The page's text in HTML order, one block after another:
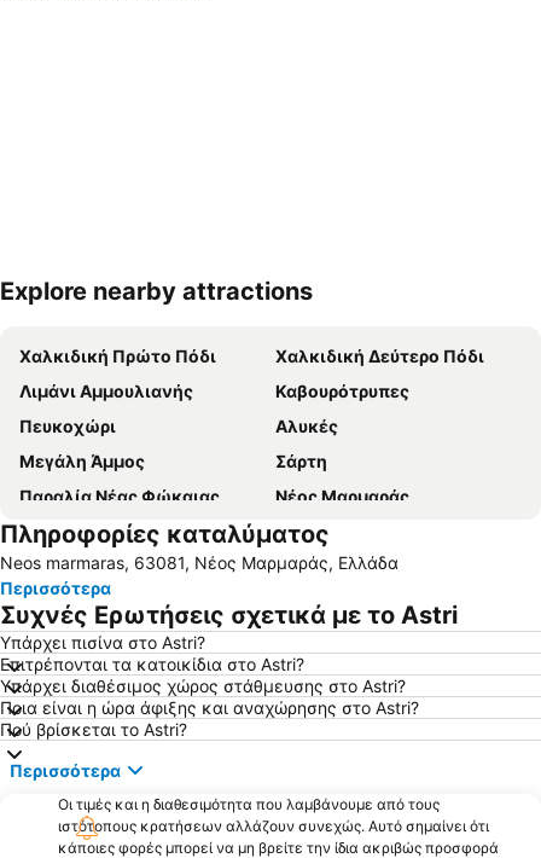
Ανάπτυξη χάρτη
Explore nearby attractions
Χαλκιδική Πρώτο Πόδι
Χαλκιδική Δεύτερο Πόδι
Λιμάνι Αμμουλιανής
Καβουρότρυπες
Πευκοχώρι
Αλυκές
Μεγάλη Άμμος
Σάρτη
Παραλία Νέας Φώκαιας
Νέος Μαρμαράς
Κομίτσα
Νέα Ποτίδαια
Νέα Ρόδα
Παραλία της Ουρανόπολης
Νικήτη
Λιμάνι Ιερισσού
Τριστινίκα
Αγιος Γεώργιος
Πόρτο Καρράς 1
Πολύχρονο
Καρύδι
Παραλία Καλογριάς
Καλλιθέα
Loutra
'Ορμος Παναγιάς
Ψακούδια
Σίβηρη
Λιμάνι Πυργαδίκια
Χανιώτης
Πληροφορίες καταλύματος
Neos marmaras, 63081, Νέος Μαρμαράς, Ελλάδα
Περισσότερα
Συχνές Ερωτήσεις σχετικά με το Astri
Υπάρχει πισίνα στο Astri?
Επιτρέπονται τα κατοικίδια στο Astri?
Υπάρχει διαθέσιμος χώρος στάθμευσης στο Astri?
Ποια είναι η ώρα άφιξης και αναχώρησης στο Astri?
Πού βρίσκεται το Astri?
Περισσότερα
Οι τιμές και η διαθεσιμότητα που λαμβάνουμε από τους
ιστότοπους κρατήσεων αλλάζουν συνεχώς. Αυτό σημαίνει ότι
κάποιες φορές μπορεί να μη βρείτε την ίδια ακριβώς προσφορά